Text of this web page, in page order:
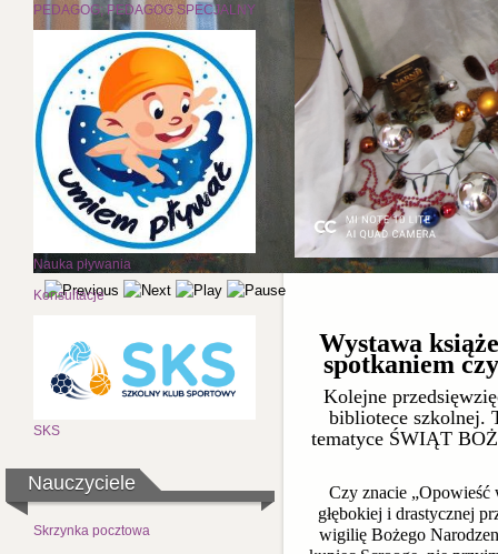
PEDAGOG; PEDAGOG SPECJALNY
Nauka pływania
Konsultacje
SKS
Nauczyciele
Skrzynka pocztowa
Wystawa
spotkaniem
Kolejne
bibliotece szkolnej.
tematyce ŚWIĄT
Czy znacie
głębokiej i drastycznej
wigilię Bożego